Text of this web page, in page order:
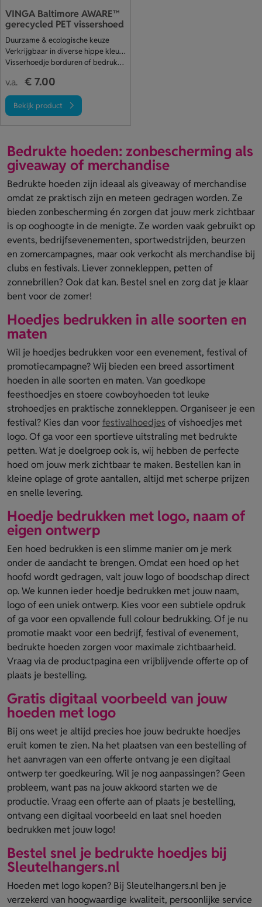
VINGA Baltimore AWARE™
gerecycled PET vissershoed
Duurzame & ecologische keuze
Verkrijgbaar in diverse hippe kleuren
Visserhoedje borduren of bedrukken
v.a. € 7.00
Bekijk product
Bedrukte hoeden: zonbescherming als
giveaway of merchandise
Bedrukte hoeden zijn ideaal als giveaway of merchandise
omdat ze praktisch zijn en meteen gedragen worden. Ze
bieden zonbescherming én zorgen dat jouw merk zichtbaar
is op ooghoogte in de menigte. Ze worden vaak gebruikt op
events, bedrijfsevenementen, sportwedstrijden, beurzen
en zomercampagnes, maar ook verkocht als merchandise bij
clubs en festivals. Liever zonnekleppen, petten of
zonnebrillen? Ook dat kan. Bestel snel en zorg dat je klaar
bent voor de zomer!
Hoedjes bedrukken in alle soorten en
maten
Wil je hoedjes bedrukken voor een evenement, festival of
promotiecampagne? Wij bieden een breed assortiment
hoeden in alle soorten en maten. Van goedkope
feesthoedjes en stoere cowboyhoeden tot leuke
strohoedjes en praktische zonnekleppen. Organiseer je een
festival? Kies dan voorfestivalhoedjes of vishoedjes met
logo. Of ga voor een sportieve uitstraling met bedrukte
petten. Wat je doelgroep ook is, wij hebben de perfecte
hoed om jouw merk zichtbaar te maken. Bestellen kan in
kleine oplage of grote aantallen, altijd met scherpe prijzen
en snelle levering.
Hoedje bedrukken met logo, naam of
eigen ontwerp
Een hoed bedrukken is een slimme manier om je merk
onder de aandacht te brengen. Omdat een hoed op het
hoofd wordt gedragen, valt jouw logo of boodschap direct
op. We kunnen ieder hoedje bedrukken met jouw naam,
logo of een uniek ontwerp. Kies voor een subtiele opdruk
of ga voor een opvallende full colour bedrukking. Of je nu
promotie maakt voor een bedrijf, festival of evenement,
bedrukte hoeden zorgen voor maximale zichtbaarheid.
Vraag via de productpagina een vrijblijvende offerte op of
plaats je bestelling.
Gratis digitaal voorbeeld van jouw
hoeden met logo
Bij ons weet je altijd precies hoe jouw bedrukte hoedjes
eruit komen te zien. Na het plaatsen van een bestelling of
het aanvragen van een offerte ontvang je een digitaal
ontwerp ter goedkeuring. Wil je nog aanpassingen? Geen
probleem, want pas na jouw akkoord starten we de
productie. Vraag een offerte aan of plaats je bestelling,
ontvang een digitaal voorbeeld en laat snel hoeden
bedrukken met jouw logo!
Bestel snel je bedrukte hoedjes bij
Sleutelhangers.nl
Hoeden met logo kopen? Bij Sleutelhangers.nl ben je
verzekerd van hoogwaardige kwaliteit, persoonlijke service